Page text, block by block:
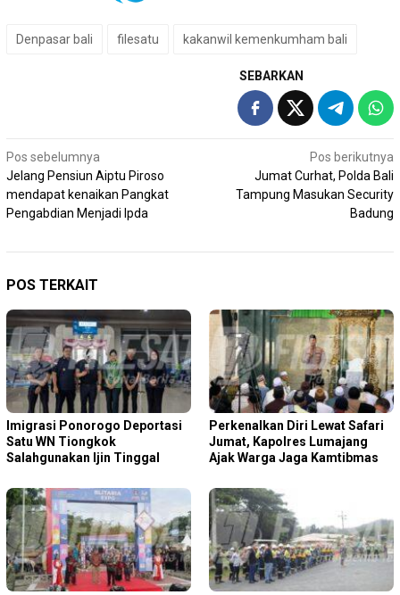
Denpasar bali filesatu kakanwil kemenkumham bali
SEBARKAN
Navigasi
pos
Pos sebelumnya
Jelang Pensiun Aiptu Piroso
mendapat kenaikan Pangkat
Pengabdian Menjadi Ipda
Pos berikutnya
Jumat Curhat, Polda Bali
Tampung Masukan Security
Badung
POS TERKAIT
Imigrasi Ponorogo Deportasi
Satu WN Tiongkok
Salahgunakan Ijin Tinggal
Perkenalkan Diri Lewat Safari
Jumat, Kapolres Lumajang
Ajak Warga Jaga Kamtibmas